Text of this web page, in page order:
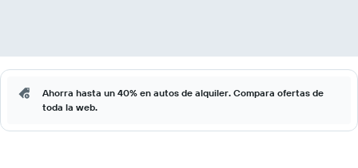
Ahorra hasta un 40% en autos de alquiler. Compara ofertas de
toda la web.